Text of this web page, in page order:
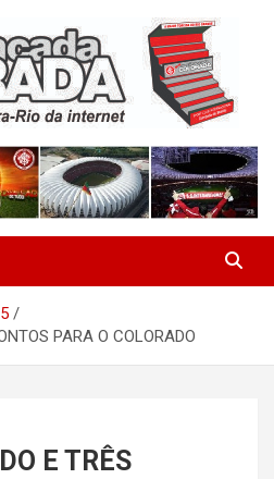
Colorada
5
PARA O COLORADO
E TRÊS